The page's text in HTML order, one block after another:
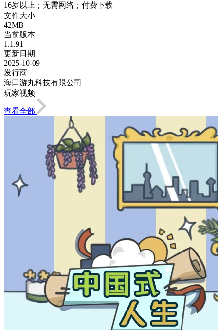
16岁以上；无需网络；付费下载
文件大小
42MB
当前版本
1.1.91
更新日期
2025-10-09
发行商
海口游丸科技有限公司
玩家视频
查看全部